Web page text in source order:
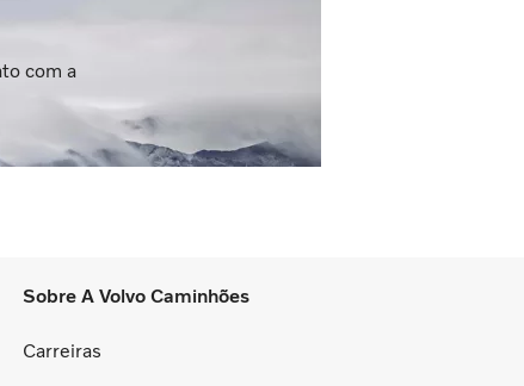
com a
Sobre A Volvo Caminhões
Carreiras